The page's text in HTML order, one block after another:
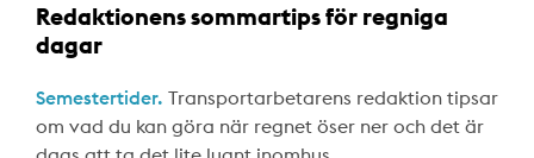
Redaktionens sommartips för regniga
dagar
Semestertider. Transportarbetarens redaktion tipsar
om vad du kan göra när regnet öser ner och det är